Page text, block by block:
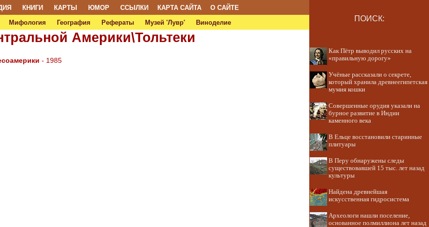
КНИГИ КАРТЫ ЮМОР ССЫЛКИ КАРТА САЙТА
О САЙТЕ
Мифология География Рефераты Музей 'Лувр' Виноделие ПОИСК:
Америки\Тольтеки
- 1985
Как Пётр выводил русских на
«правильную дорогу»
Учёные рассказали о секрете,
который хранила древнеегипетская
мумия кошки
Совершенные орудия указали на
бурное развитие в Индии
каменного века
В Ельце восстановили старинные
плитуары
В Перу обнаружены следы
существовавшей 15 тыс. лет назад
культуры
Найдена древнейшая
искусственная гидросистема
Археологи нашли поселение,
основанное полмиллиона лет назад